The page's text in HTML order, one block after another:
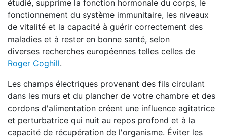
étudié, supprime la fonction hormonale du corps, le
fonctionnement du système immunitaire, les niveaux
de vitalité et la capacité à guérir correctement des
maladies et à rester en bonne santé, selon
diverses recherches européennes telles celles de
Roger Coghill.
Les champs électriques provenant des fils circulant
dans les murs et du plancher de votre chambre et des
cordons d'alimentation créent une influence agitatrice
et perturbatrice qui nuit au repos profond et à la
capacité de récupération de l'organisme. Éviter les